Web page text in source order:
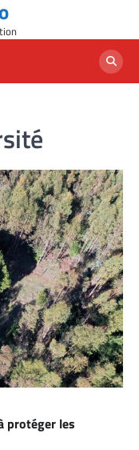
protéger les